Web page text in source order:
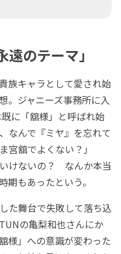
のテーマ」
族キャラとして愛され始
。ジャニーズ事務所に入
に「舘様」と呼ばれ始
なんで『ミヤ』を忘れて
宮舘でよくない？」
けないの？ なんか本当
期もあったという。
た舞台で失敗して落ち込
の亀梨和也さんにか
様」への意識が変わった